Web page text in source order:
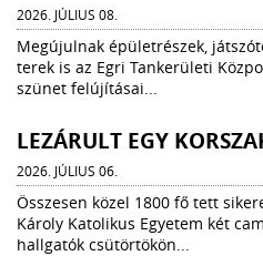
2026. JÚLIUS 08.
Megújulnak épületrészek,
terek is az Egri Tankerületi
szünet felújításai...
LEZÁRULT EGY
2026. JÚLIUS 06.
Összesen közel 1800 fő tett
Károly Katolikus Egyetem két
hallgatók csütörtökön...